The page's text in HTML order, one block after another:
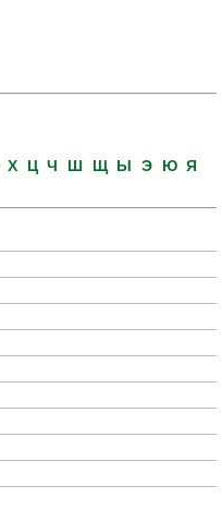
Х Ц Ч Ш Щ Ы Э Ю Я